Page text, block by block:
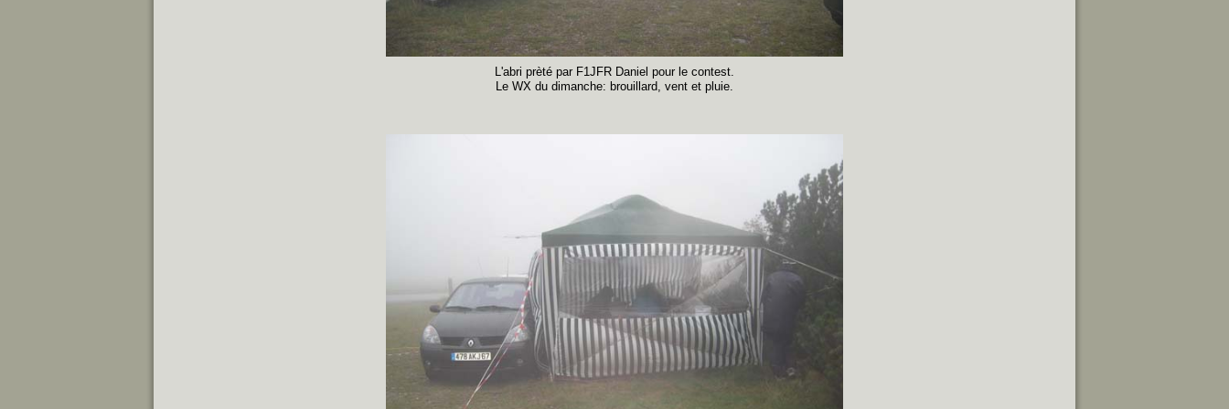
L'abri prèté par F1JFR Daniel pour le contest.
Le WX du dimanche: brouillard, vent et pluie.